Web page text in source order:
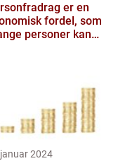
er en
fordel, som
personer kan
2024